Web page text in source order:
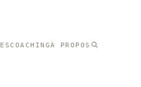
COACHINGÀ PROPOS